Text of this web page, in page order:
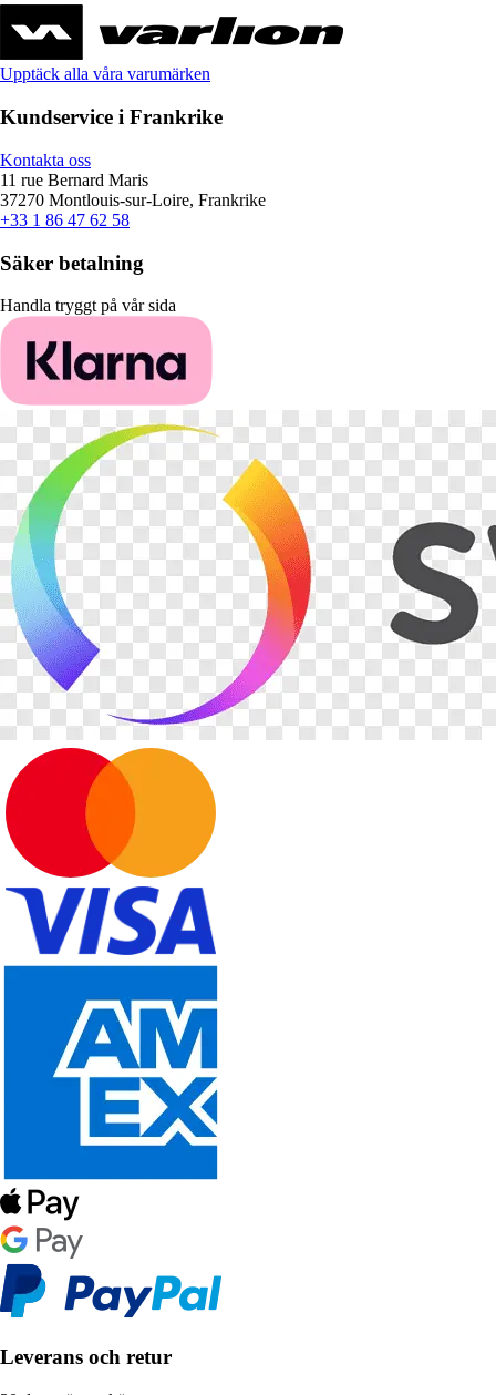
Upptäck alla våra varumärken
Kundservice i Frankrike
Kontakta oss
11 rue Bernard Maris
37270 Montlouis-sur-Loire, Frankrike
+33 1 86 47 62 58
Säker betalning
Handla tryggt på vår sida
Leverans och retur